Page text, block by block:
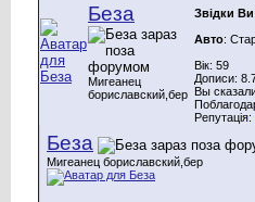
Беза
Мигеанец
бориславский,бер
Звідки Ви
Авто:
Вік: 59
Дописи:
Вы
Репутація:
Беза
Мигеанец бориславский,бер